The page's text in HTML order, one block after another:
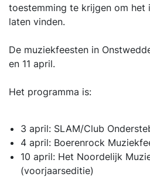
toestemming te krijgen om het
laten vinden.
De muziekfeesten in
en 11 april.
Het programma is:
3 april: SLAM/Club
4 april: Boerenrock
10 april: Het Noordelijk
(voorjaarseditie)